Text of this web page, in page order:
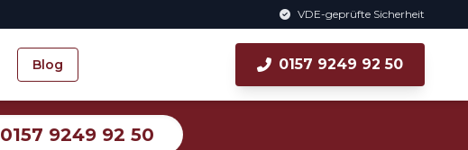
VDE-geprüfte Sicherheit
Blog 0157 9249 92 50
0157 9249 92 50